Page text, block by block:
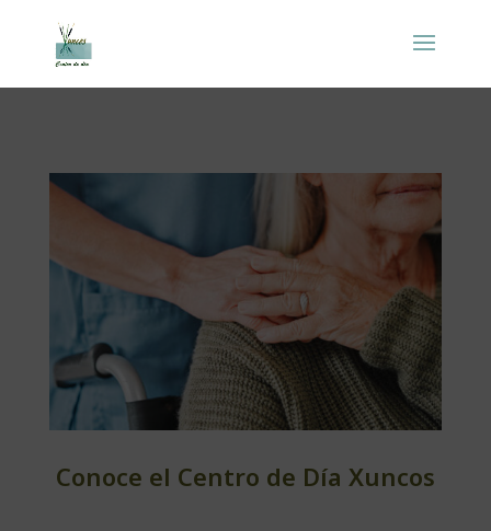
Conoce el Centro de Día Xuncos